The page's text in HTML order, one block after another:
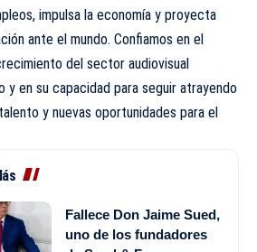
impulsa la economía y proyecta
ante el mundo. Confiamos en el
del sector audiovisual
y en su capacidad para seguir atrayendo
y nuevas oportunidades para el
Fallece Don Jaime Sued,
uno de los fundadores